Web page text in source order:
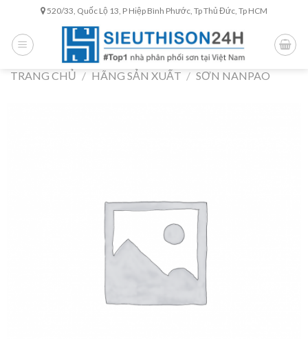
content
520/33, Quốc Lộ 13, P Hiệp Bình Phước, Tp Thủ Đức, Tp HCM
TRANG CHỦ / HÃNG SẢN XUẤT / SƠN NANPAO